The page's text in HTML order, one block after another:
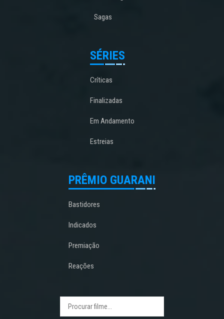
Sagas
SÉRIES
Críticas
Finalizadas
Em Andamento
Estreias
PRÊMIO GUARANI
Bastidores
Indicados
Premiação
Reações